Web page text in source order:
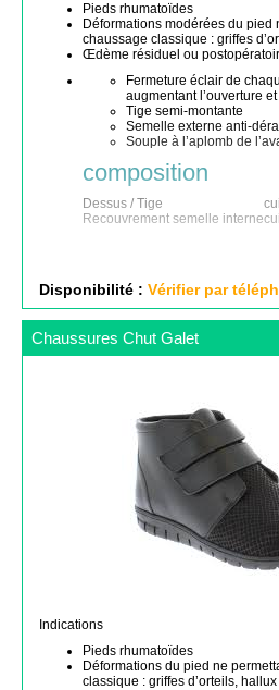
Pieds rhumatoïdes
Déformations modérées du pied
chaussage classique : griffes
Œdème résiduel ou
Fermeture éclair de
augmentant l’ouverture
Tige semi-montante
Semelle externe anti-
Souple à l’aplomb de
composition
Dessus / Tige
Recouvrement semelle interne
Disponibilité : Vérifier par
Chaussures Chut Galet
Indications
Pieds rhumatoïdes
Déformations du pied ne
classique : griffes d’orteils, hallux